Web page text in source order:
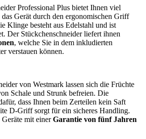
Professional Plus bietet Ihnen viel
Gerät durch den ergonomischen Griff
Klinge besteht aus Edelstahl und ist
Der Stückchenschneider liefert ihnen
, welche Sie in dem inkludierten
verstauen können.
von Westmark lassen sich die Früchte
Schale und Strunk befreien. Die
dass Ihnen beim Zerteilen kein Saft
D-Griff sorgt für ein sicheres Handling.
mit einerGarantie von fünf Jahren